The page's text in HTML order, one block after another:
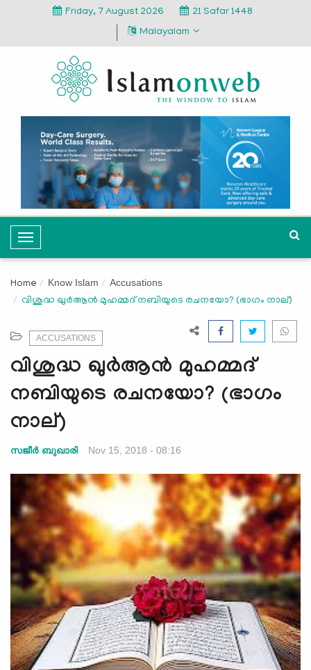
Friday, 7 August 2026
21 Safar 1448
Malayalam
T
o
g
l
a
v
i
a
i
o
n
Home Know Islam Accusations
വിശുദ്ധ ഖുര്‍ആന്‍ മുഹമ്മദ്‌ നബിയുടെ രചനയോ? (ഭാഗം നാല്)
ACCUSATIONS
വിശുദ്ധ ഖുര്‍ആന്‍ മുഹമ്മദ്‌
നബിയുടെ രചനയോ? (ഭാഗം
നാല്)
സജീര്‍ ബുഖാരി Nov 15, 2018 - 08:16